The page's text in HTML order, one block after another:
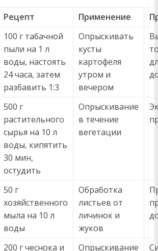
Рецепт Применение
100 г табачной
пыли на 1 л
воды, настоять
24 часа, затем
разбавить 1:3
Опрыскивать
кусты
картофеля
утром и
вечером
500 г
растительного
сырья на 10 л
воды, кипятить
30 мин,
остудить
Опрыскивание
в течение
вегетации
50 г
хозяйственного
мыла на 10 л
воды
Обработка
листьев от
личинок и
жуков
200 г чеснока и
Опрыскивание